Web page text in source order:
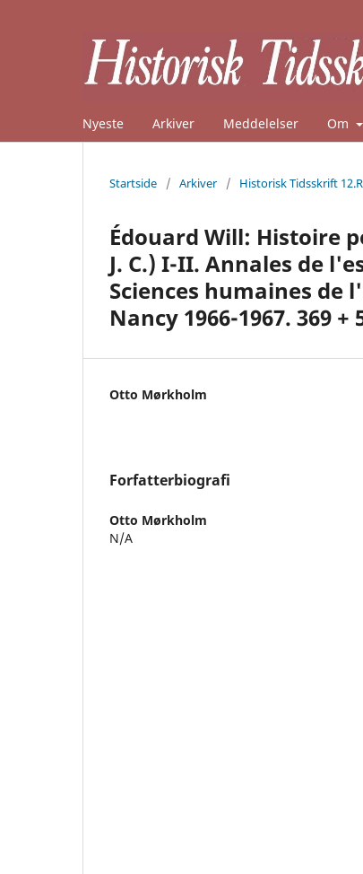
Nyeste Arkiver Meddelelser Om
Startside / Arkiver / Historisk Tidsskrift
Édouard Will: Histoire
J. C.) I-II. Annales de
Sciences humaines de
Nancy 1966-1967. 369 +
Otto Mørkholm
Forfatterbiografi
Otto Mørkholm
N/A